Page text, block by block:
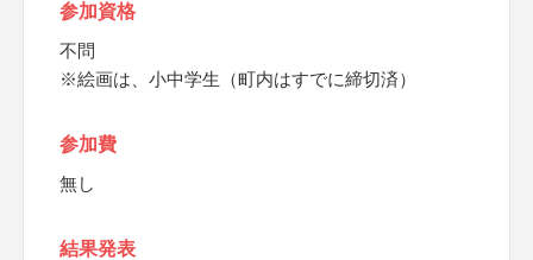
参加資格
不問
※絵画は、小中学生（町内はすでに締切済）
参加費
無し
結果発表